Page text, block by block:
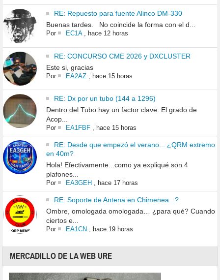
RE: Repuesto para fuente Alinco DM-330
Buenas tardes. No coincide la forma con el d...
Por EC1A, hace 12 horas
RE: CONCURSO CME 2026 y DXCLUSTER
Este si, gracias
Por EA2AZ, hace 15 horas
RE: Dx por un tubo (144 a 1296)
Dentro del Tubo hay un factor clave: El grado de
Acop...
Por EA1FBF, hace 15 horas
RE: Desde que empezó el verano... ¿QRM extremo
en 40m?
Hola! Efectivamente...como ya expliqué son 4
plafones...
Por EA3GEH , hace 17 horas
RE: Soporte de Antena en Chimenea...?
Ombre, omologada omologada… ¿para qué? Cuando
ciertos e...
Por EA1CN , hace 19 horas
MERCADILLO DE LA WEB URE